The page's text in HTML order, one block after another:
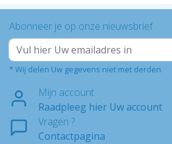
Abonneer je op onze nieuwsbrief
* Wij delen Uw gegevens niet met derden.
Mijn account
Raadpleeg hier Uw account
Vragen ?
Contactpagina